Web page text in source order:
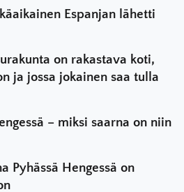
Espanjan lähetti
on rakastava koti,
ja jossa jokainen saa tulla
– miksi saarna on niin
Pyhässä Hengessä on